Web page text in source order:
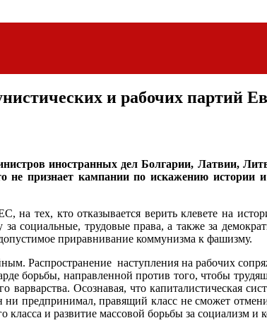
и рабочих партий
иностранных дел Болгарии, Латвии,
признает кампании по искажению истории и
тех, кто отказывается верить клевете на
социальные, трудовые права, а также за
приравнивание коммунизма к фашизму.
Распространение наступления на рабочих
борьбы, направленной против того, чтобы
варварства. Осознавая, что капиталистическая
предпринимал, правящий класс не сможет
класса и развитие массовой борьбы за социализм и